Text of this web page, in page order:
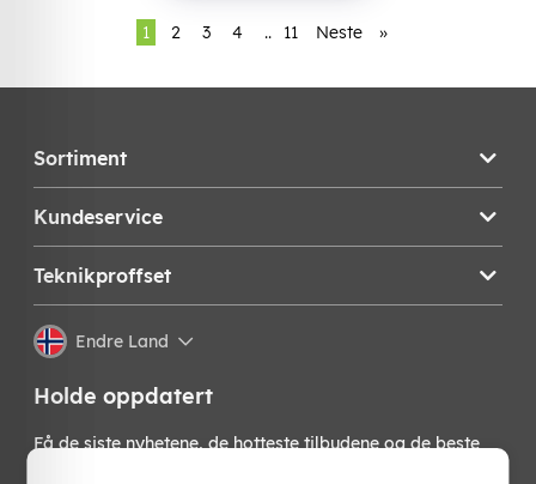
1 2 3 4 .. 11 Neste »
Sortiment
Kundeservice
Teknikproffset
Endre Land
Holde oppdatert
Få de siste nyhetene, de hotteste tilbudene og de beste